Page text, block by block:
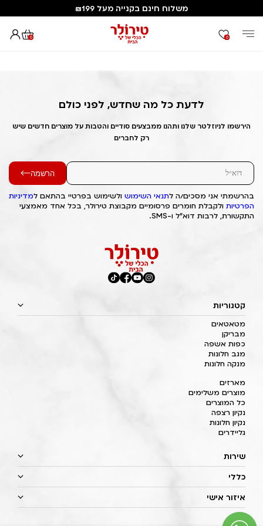
משלוח חינם בקנייה מעל ₪199
0 0
דף הבית Out of Stock Alert 2025/09/16 1758006416
לדעת כל מה שחדש, לפני כולם
הירשמו לניוזלטר שלנו ותהנו ממבצעים סודיים והטבות על מוצרים חדשים שיש
רק לחברים
הרשמה
בהרשמתי אני מסכים/ה לתנאי השימוש ולשימוש בפרטיי בהתאם למדיניות
הפרטיות ולקבלת חומרים פרסומיים מקבוצת טירולר, בכל אחד מאמצעי
התקשורת, לרבות דוא"ל ו-SMS.
קטגוריות
מטאטאים
מבריקן
כפות אשפה
מגב חלונות
מנקה חלונות
מארזים
מוצרים משלימים
כל המוצרים
נקיון רצפה
נקיון חלונות
גליידרים
שירות
כללי
איזור אישי